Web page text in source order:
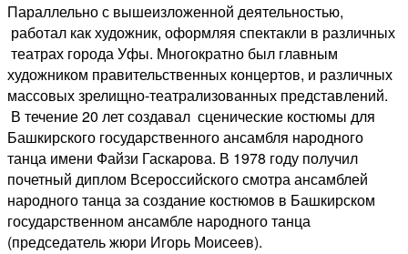
Параллельно с вышеизложенной деятельностью,
работал как художник, оформляя спектакли в различных
театрах города Уфы. Многократно был главным
художником правительственных концертов, и различных
массовых зрелищно-театрализованных представлений.
В течение 20 лет создавал сценические костюмы для
Башкирского государственного ансамбля народного
танца имени Файзи Гаскарова. В 1978 году получил
почетный диплом Всероссийского смотра ансамблей
народного танца за создание костюмов в Башкирском
государственном ансамбле народного танца
(председатель жюри Игорь Моисеев).